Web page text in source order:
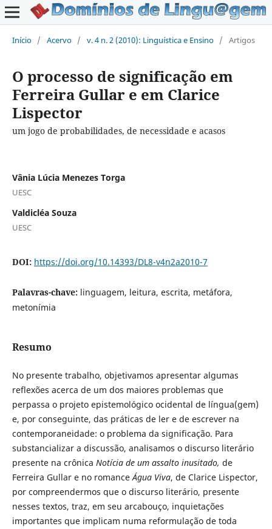
Início / Acervo / v. 4 n. 2 (2010): Linguística e Ensino / Artigos
O processo de significação em
Ferreira Gullar e em Clarice
Lispector
um jogo de probabilidades, de necessidade e acasos
Vânia Lúcia Menezes Torga
UESC
Valdicléa Souza
UESC
DOI: https://doi.org/10.14393/DL8-v4n2a2010-7
Palavras-chave: linguagem, leitura, escrita, metáfora,
metonímia
Resumo
No presente trabalho, objetivamos apresentar algumas
reflexões acerca de um dos maiores problemas que
perpassa o projeto epistemológico ocidental de língua(gem)
e, por conseguinte, das práticas de ler e de escrever na
contemporaneidade: o problema da significação. Para
substancializar a discussão, analisamos o discurso literário
presente na crônica Notícia de um assalto inusitado, de
Ferreira Gullar e no romanceÁgua Viva, de Clarice Lispector,
por compreendermos que o discurso literário, presente
nesses textos, traz, em seu arcabouço, inquietações
importantes que implicam numa reformulação de toda